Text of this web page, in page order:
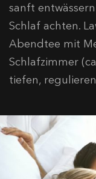
sanft
Schlaf achten.
Abendtee mit
Schlafzimmer
tiefen,